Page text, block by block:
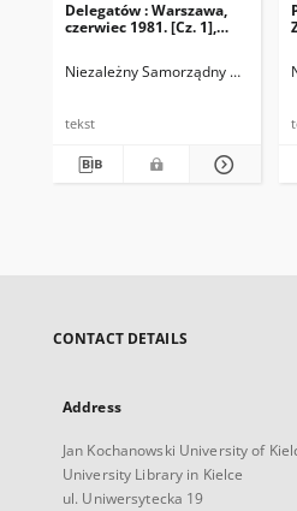
Delegatów : Warszawa,
czerwiec 1981. [Cz. 1],
regulamin obrad,
regulamin wyboru władz,
Niezależny Samorządny Związek
tekst
CONTACT DETAILS
Address
Jan Kochanowski University of
University Library in Kielce
ul. Uniwersytecka 19